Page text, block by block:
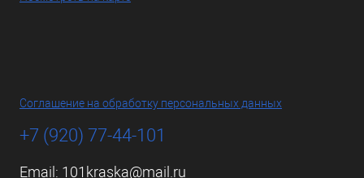
Соглашение на обработку персональных данных
+7 (920) 77-44-101
Email: 101kraska@mail.ru